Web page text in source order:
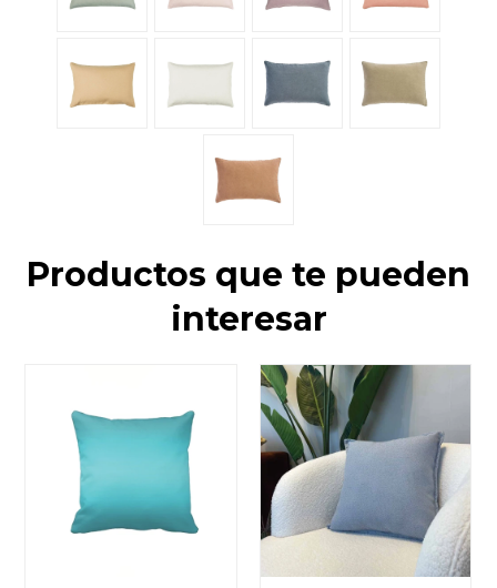
Productos que te pueden
interesar